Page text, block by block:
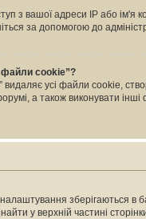
з вашої адреси IP або ім'я
за допомогою до
cookie”?
усі файли cookie,
а також виконувати інші
зберігаються в
у верхній частині